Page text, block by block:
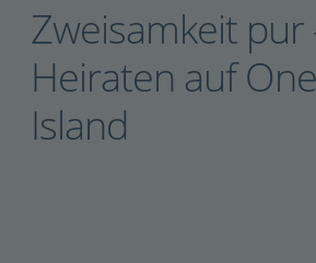
Zweisamkeit pur
Heiraten auf
Island